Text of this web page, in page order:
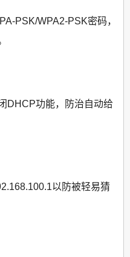
PSK/WPA2-PSK密码，
DHCP功能，防治自动给
以防被轻易猜